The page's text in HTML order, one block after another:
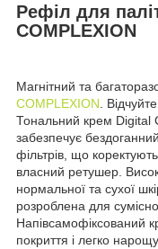
Рефіл для
COMPLEXION
Магнітний та
COMPLEXION.
Тональний крем Digital
забезпечує
фільтрів, що
власний ретушер.
нормальної та сухої
розроблена для
Напівсамофіксований
покриття і легко